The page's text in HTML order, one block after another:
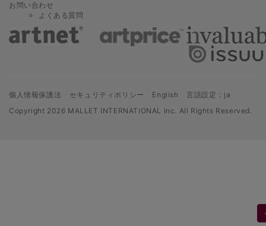
お問い合わせ
よくある質問
個人情報保護法 セキュリティポリシー English
言語設定：ja
Copyright 2026 MALLET INTERNATIONAL Inc. All Rights Reserved.